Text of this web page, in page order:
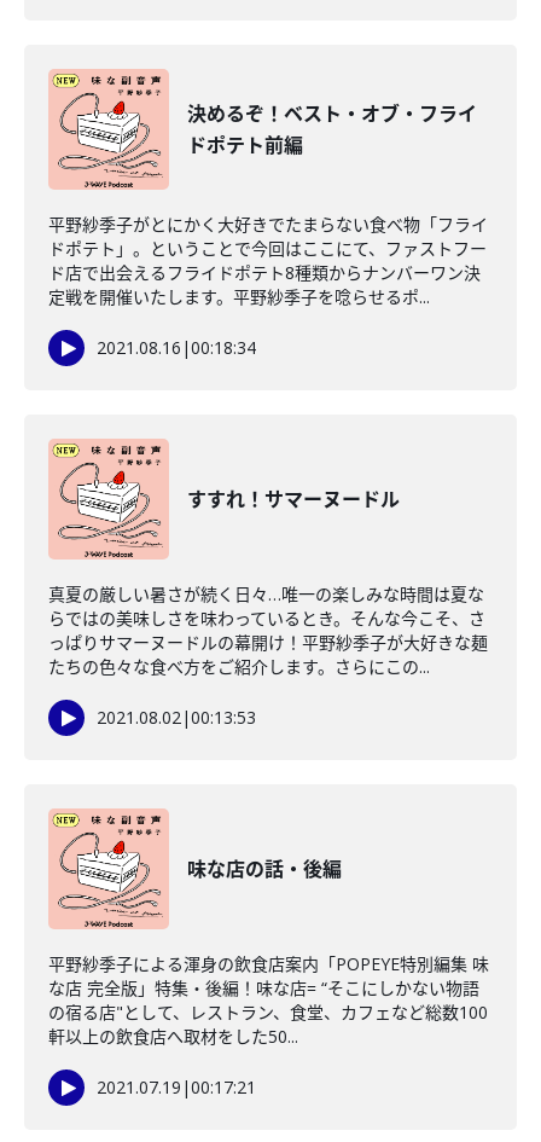
決めるぞ！ベスト・オブ・フライ
ドポテト前編
平野紗季子がとにかく大好きでたまらない食べ物「フライ
ドポテト」。ということで今回はここにて、ファストフー
ド店で出会えるフライドポテト8種類からナンバーワン決
定戦を開催いたします。平野紗季子を唸らせるポ...
2021.08.16 |00:18:34
すすれ！サマーヌードル
真夏の厳しい暑さが続く日々…唯一の楽しみな時間は夏な
らではの美味しさを味わっているとき。そんな今こそ、さ
っぱりサマーヌードルの幕開け！平野紗季子が大好きな麺
たちの色々な食べ方をご紹介します。さらにこの...
2021.08.02|00:13:53
味な店の話・後編
平野紗季子による渾身の飲食店案内「POPEYE特別編集 味
な店 完全版」特集・後編！味な店= “そこにしかない物語
の宿る店"として、レストラン、食堂、カフェなど総数100
軒以上の飲食店へ取材をした50...
2021.07.19 |00:17:21